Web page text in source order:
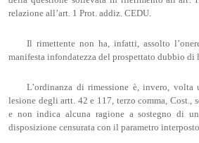
relazione all’art. 1 Prot. addiz. CEDU.
Il rimettente non ha, infatti, assolto
manifesta infondatezza del prospettato dubbio
L’ordinanza di rimessione è, invero, volta
lesione degli artt. 42 e 117, terzo comma,
e non indica alcuna ragione a sostegno di
disposizione censurata con il parametro